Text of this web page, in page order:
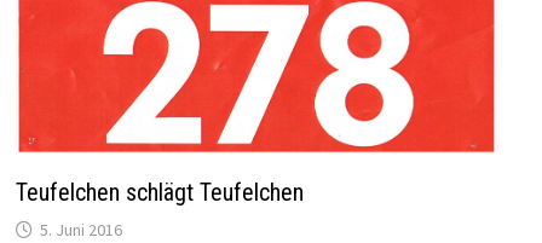
Teufelchen schlägt Teufelchen
5. Juni 2016